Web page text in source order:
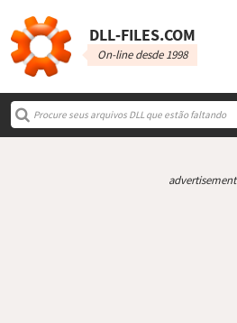
DLL‑FILES.COM
On-line desde 1998
advertisement